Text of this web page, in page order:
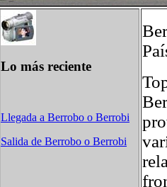
Lo más reciente
Llegada a Berrobo o Berrobi
Salida de Berrobo o Berrobi